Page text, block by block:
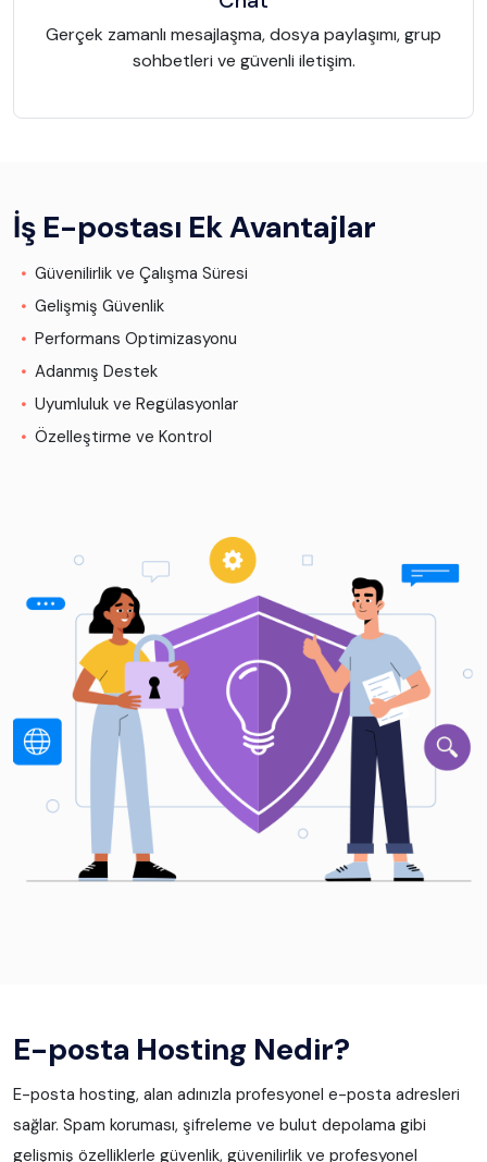
Gerçek zamanlı mesajlaşma, dosya paylaşımı, grup
sohbetleri ve güvenli iletişim.
İş E-postası Ek Avantajlar
Güvenilirlik ve Çalışma Süresi
Gelişmiş Güvenlik
Performans Optimizasyonu
Adanmış Destek
Uyumluluk ve Regülasyonlar
Özelleştirme ve Kontrol
E-posta Hosting Nedir?
E-posta hosting, alan adınızla profesyonel e-posta adresleri
sağlar. Spam koruması, şifreleme ve bulut depolama gibi
gelişmiş özelliklerle güvenlik, güvenilirlik ve profesyonel